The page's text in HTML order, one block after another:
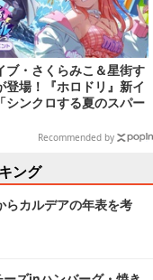
ブ・さくらみこ＆星街す
登場！『ホロドリ』新イ
シンクロする夏のスパー
催決定ーmiCometのイ
モリーや楽曲などが新た
Recommended by
ング
らカルデアの年表を考